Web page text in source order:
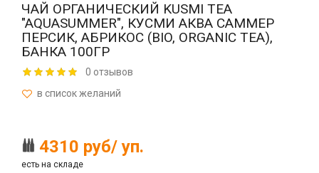
ЧАЙ ОРГАНИЧЕСКИЙ KUSMI TEA
"AQUASUMMER", КУСМИ АКВА САММЕР
ПЕРСИК, АБРИКОС (BIO, ORGANIC TEA),
БАНКА 100ГР
0 отзывов
4310 руб/ уп.
есть на складе